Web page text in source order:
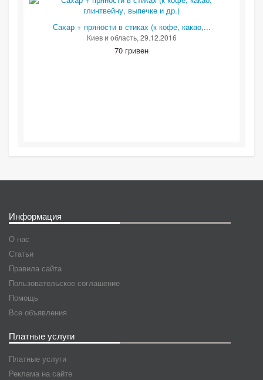
Сахар + пряности в стиках (к кофе, какао,...
Киев и область, 29.12.2016
70 гривен
Информация
О нас
Статьи
Правила сайта
Пользовательское соглашение
Помощь
Все объявления
Платные услуги
Платные услуги
Реклама на сайте